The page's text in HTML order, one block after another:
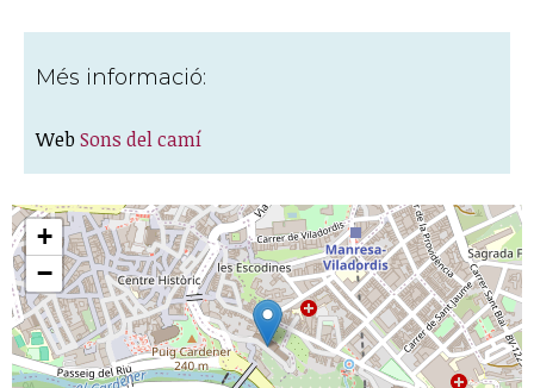
Més informació:
Web Sons del camí
+
−